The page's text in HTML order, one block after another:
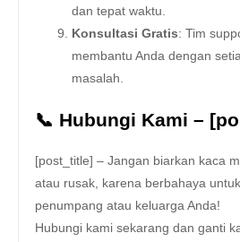
dan tepat waktu.
Konsultasi Gratis: Tim
membantu Anda dengan
masalah.
📞 Hubungi Kami –
[post_title] – Jangan biarkan kaca
atau rusak, karena berbahaya
penumpang atau keluarga Anda!
Hubungi kami sekarang dan ganti